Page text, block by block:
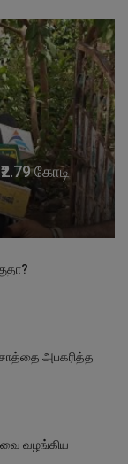
கோடி
அபகரித்த
வழங்கிய